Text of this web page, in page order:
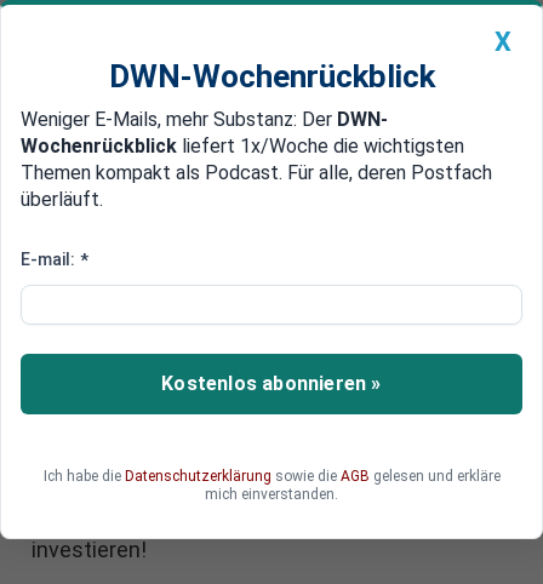
Newsticker MEIN DWN: Geldanlage Premium
Edelmetalle DWN-Magazin China
In Qualitätsaktien investieren
Kaum etwas beschäftigt die
Wirtschaftsinstitute derzeit so sehr wie
folgende Frage: Steht die Weltwirtschaft vor
Anlagestrategie können Anleger dieser
Entwicklung gelassen entgegensehen, zum
investieren!
X
DWN-Wochenrückblick
Weniger E-Mails, mehr Substanz: Der DWN-
Wochenrückblick liefert 1x/Woche die wichtigsten
Themen kompakt als Podcast. Für alle, deren Postfach
überläuft.
E-mail: *
Kostenlos abonnieren »
Ich habe die Datenschutzerklärung sowie die AGB gelesen und erkläre
mich einverstanden.